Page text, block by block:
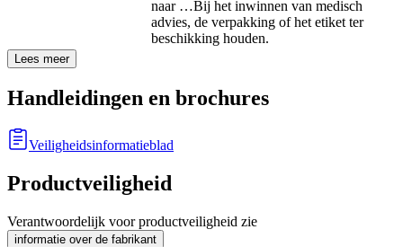
naar …Bij het inwinnen van medisch
advies, de verpakking of het etiket ter
beschikking houden.
Lees meer
Handleidingen en brochures
Veiligheidsinformatieblad
Productveiligheid
Verantwoordelijk voor productveiligheid zie
informatie over de fabrikant